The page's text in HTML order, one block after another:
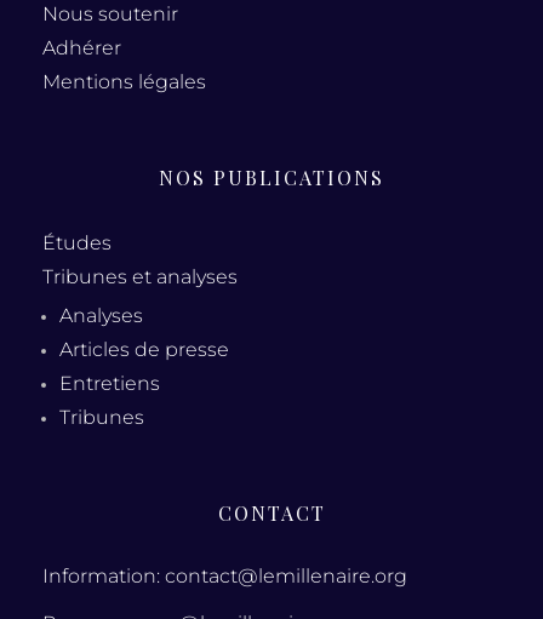
Nous soutenir
Adhérer
Mentions légales
NOS PUBLICATIONS
Études
Tribunes et analyses
Analyses
Articles de presse
Entretiens
Tribunes
CONTACT
Information: contact@lemillenaire.org